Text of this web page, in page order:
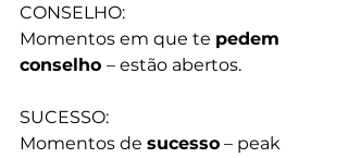
CONSELHO:​
Momentos em que te pedem
conselho – estão abertos​.
SUCESSO:​
Momentos de sucesso – peak